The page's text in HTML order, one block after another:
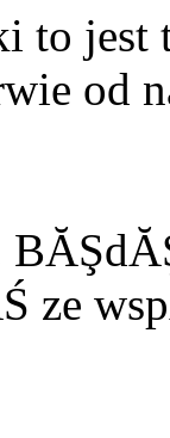
to jest
od
ze